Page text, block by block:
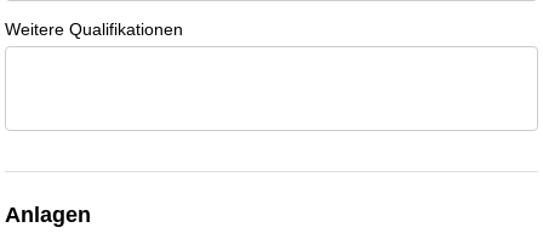
Weitere Qualifikationen
Anlagen